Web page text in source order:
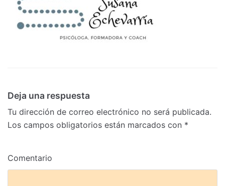
Deja una respuesta
Tu dirección de correo electrónico no será publicada.
Los campos obligatorios están marcados con *
Comentario